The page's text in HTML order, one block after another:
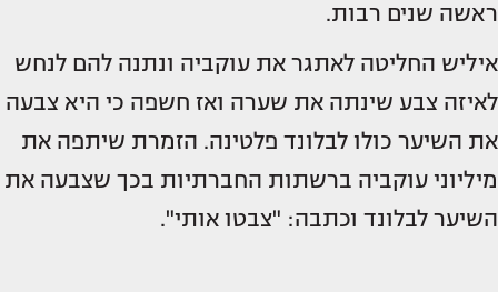
ראשה שנים רבות.
איליש החליטה לאתגר את עוקביה ונתנה להם לנחש
לאיזה צבע שינתה את שערה ואז חשפה כי היא צבעה
את השיער כולו לבלונד פלטינה. הזמרת שיתפה את
מיליוני עוקביה ברשתות החברתיות בכך שצבעה את
השיער לבלונד וכתבה: "צבטו אותי".